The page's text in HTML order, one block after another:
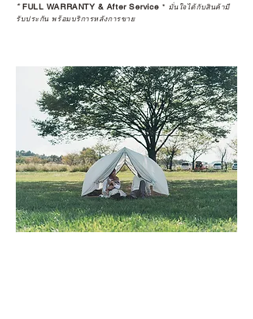
*FULL WARRANTY & After Service * มั่นใจได้กับสินค้ามี
รับประกัน พร้อมบริการหลังการขาย